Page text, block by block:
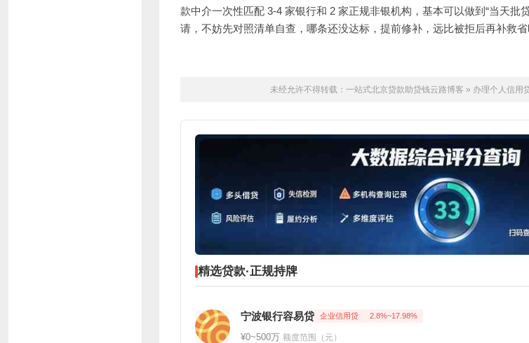
款中介一次性匹配 3-4 家银行和 2 家正规非银机构，基本可以做到“当天批
请，不妨先对照清单自查，哪条还没达标，提前修补，远比被拒后再补救省
未经允许不得转载： 一站式北京贷款助贷钱云路博客 » 办理个人信用
精选贷款·正规持牌
宁波银行容易贷 企业信用贷 2.8%~17.98%
¥0~500万 额度范围（元）